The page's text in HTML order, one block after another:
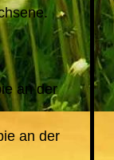
an der
an der